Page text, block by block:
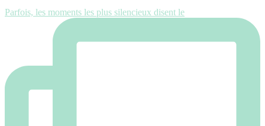
Parfois, les moments les plus silencieux disent le